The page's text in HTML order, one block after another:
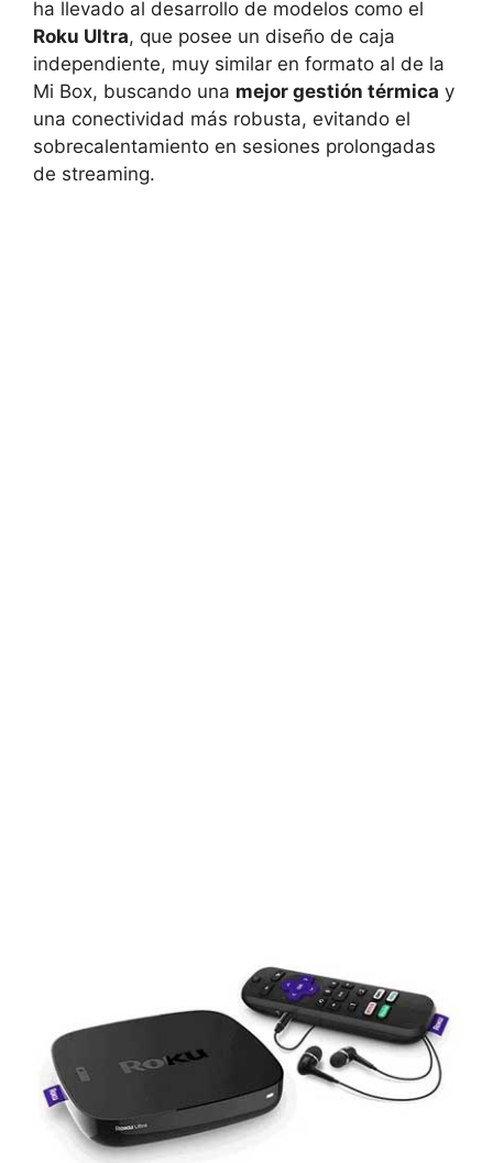
ha llevado al desarrollo de modelos como el
Roku Ultra, que posee un diseño de caja
independiente, muy similar en formato al de la
Mi Box, buscando una mejor gestión térmica y
una conectividad más robusta, evitando el
sobrecalentamiento en sesiones prolongadas
de streaming.